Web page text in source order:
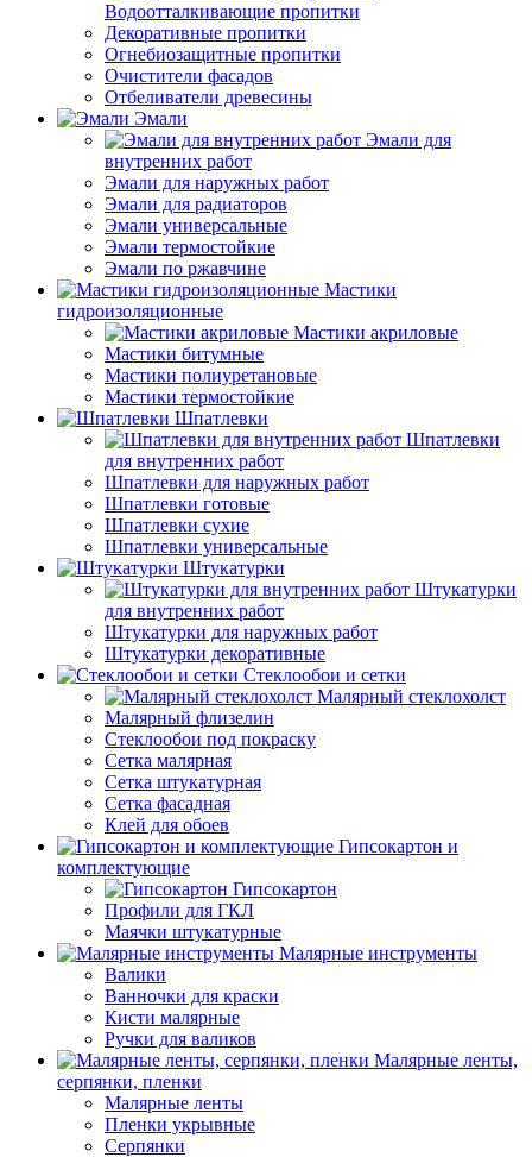
Водоотталкивающие пропитки
Декоративные пропитки
Огнебиозащитные пропитки
Очистители фасадов
Отбеливатели древесины
Эмали
Эмали для
внутренних работ
Эмали для наружных работ
Эмали для радиаторов
Эмали универсальные
Эмали термостойкие
Эмали по ржавчине
Мастики
гидроизоляционные
Мастики акриловые
Мастики битумные
Мастики полиуретановые
Мастики термостойкие
Шпатлевки
Шпатлевки
для внутренних работ
Шпатлевки для наружных работ
Шпатлевки готовые
Шпатлевки сухие
Шпатлевки универсальные
Штукатурки
Штукатурки
для внутренних работ
Штукатурки для наружных работ
Штукатурки декоративные
Стеклообои и сетки
Малярный стеклохолст
Малярный флизелин
Стеклообои под покраску
Сетка малярная
Сетка штукатурная
Сетка фасадная
Клей для обоев
Гипсокартон и
комплектующие
Гипсокартон
Профили для ГКЛ
Маячки штукатурные
Малярные инструменты
Валики
Ванночки для краски
Кисти малярные
Ручки для валиков
Малярные ленты,
серпянки, пленки
Малярные ленты
Пленки укрывные
Серпянки